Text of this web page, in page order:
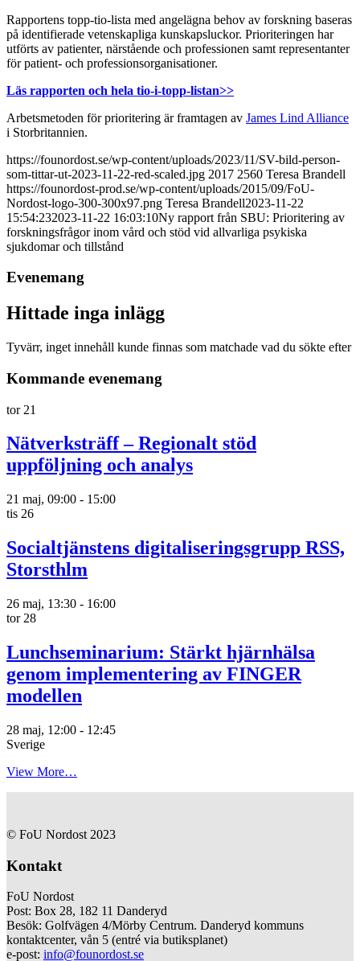
Rapportens topp-tio-lista med angelägna behov av forskning baseras
på identifierade vetenskapliga kunskapsluckor. Prioriteringen har
utförts av patienter, närstående och professionen samt representanter
för patient- och professionsorganisationer.
Läs rapporten och hela tio-i-topp-listan>>
Arbetsmetoden för prioritering är framtagen av James Lind Alliance
i Storbritannien.
https://founordost.se/wp-content/uploads/2023/11/SV-bild-person-
som-tittar-ut-2023-11-22-red-scaled.jpg 2017 2560 Teresa Brandell
https://founordost-prod.se/wp-content/uploads/2015/09/FoU-
Nordost-logo-300-300x97.png Teresa Brandell2023-11-22
15:54:232023-11-22 16:03:10Ny rapport från SBU: Prioritering av
forskningsfrågor inom vård och stöd vid allvarliga psykiska
sjukdomar och tillstånd
Evenemang
Hittade inga inlägg
Tyvärr, inget innehåll kunde finnas som matchade vad du sökte efter
Kommande evenemang
tor 21
Nätverksträff – Regionalt stöd
uppföljning och analys
21 maj, 09:00 - 15:00
tis 26
Socialtjänstens digitaliseringsgrupp RSS,
Storsthlm
26 maj, 13:30 - 16:00
tor 28
Lunchseminarium: Stärkt hjärnhälsa
genom implementering av FINGER
modellen
28 maj, 12:00 - 12:45
Sverige
View More…
© FoU Nordost 2023
Kontakt
FoU Nordost
Post: Box 28, 182 11 Danderyd
Besök: Golfvägen 4/Mörby Centrum. Danderyd kommuns
kontaktcenter, vån 5 (entré via butiksplanet)
e-post: info@founordost.se